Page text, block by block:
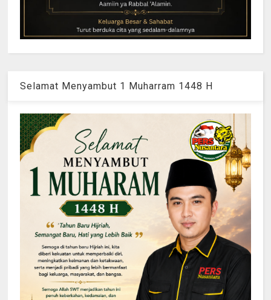
Selamat Menyambut 1 Muharram 1448 H